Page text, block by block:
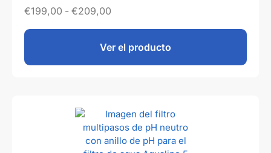
€199,00 - €209,00
Ver el producto